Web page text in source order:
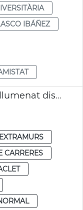
IBÁÑEZ
JGL Projecte renovació enllumenat districtes València
EXTRAMURS
CARRERES